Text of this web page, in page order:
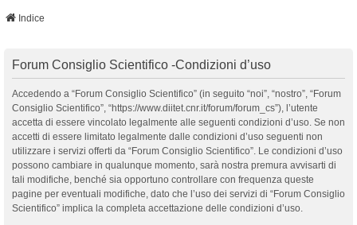
Indice
Forum Consiglio Scientifico -Condizioni d’uso
Accedendo a “Forum Consiglio Scientifico” (in seguito “noi”, “nostro”, “Forum
Consiglio Scientifico”, “https://www.diitet.cnr.it/forum/forum_cs”), l’utente
accetta di essere vincolato legalmente alle seguenti condizioni d’uso. Se non
accetti di essere limitato legalmente dalle condizioni d’uso seguenti non
utilizzare i servizi offerti da “Forum Consiglio Scientifico”. Le condizioni d’uso
possono cambiare in qualunque momento, sarà nostra premura avvisarti di
tali modifiche, benché sia opportuno controllare con frequenza queste
pagine per eventuali modifiche, dato che l’uso dei servizi di “Forum Consiglio
Scientifico” implica la completa accettazione delle condizioni d’uso.